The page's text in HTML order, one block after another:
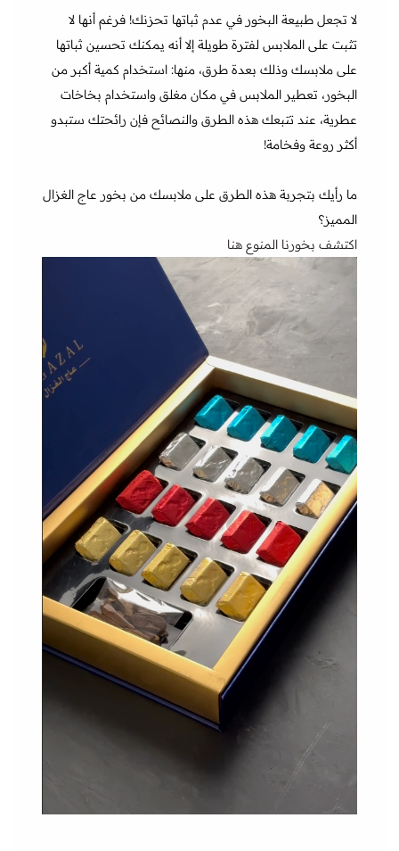
لا تجعل طبيعة البخور في عدم ثباتها تحزنك! فرغم أنها لا
تثبت على الملابس لفترة طويلة إلا أنه يمكنك تحسين ثباتها
على ملابسك وذلك بعدة طرق، منها: استخدام كمية أكبر من
البخور، تعطير الملابس في مكان مغلق واستخدام بخاخات
عطرية، عند تتبعك هذه الطرق والنصائح فإن رائحتك ستبدو
أكثر روعة وفخامة!
ما رأيك بتجربة هذه الطرق على ملابسك من بخور عاج الغزال
المميز؟
اكتشف بخورنا المنوع هنا